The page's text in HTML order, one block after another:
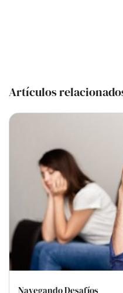
Artículos
Navegando Desafíos